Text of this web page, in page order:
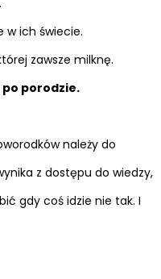
w ich świecie.
zawsze milknę.
porodzie.
należy do
z dostępu do wiedzy,
gdy coś idzie nie tak. I